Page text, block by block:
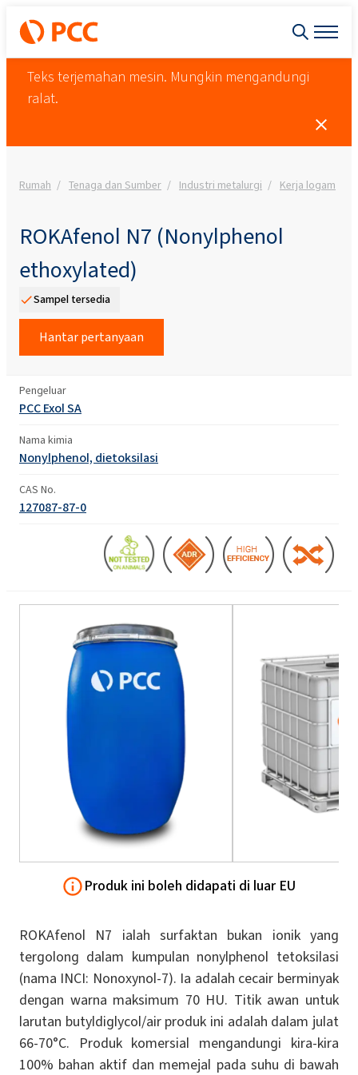
Teks terjemahan mesin. Mungkin mengandungi
ralat.
Rumah Tenaga dan Sumber Industri metalurgi Kerja logam
ROKAfenol N7 (Nonylphenol
ethoxylated)
Sampel tersedia
Hantar pertanyaan
Pengeluar
PCC Exol SA
Nama kimia
Nonylphenol, dietoksilasi
CAS No.
127087-87-0
Produk ini boleh didapati di luar EU
ROKAfenol N7 ialah surfaktan bukan ionik yang
tergolong dalam kumpulan nonylphenol tetoksilasi
(nama INCI: Nonoxynol-7). Ia adalah cecair berminyak
dengan warna maksimum 70 HU. Titik awan untuk
larutan butyldiglycol/air produk ini adalah dalam julat
66-70°C. Produk komersial mengandungi kira-kira
100% bahan aktif dan memejal pada suhu di bawah